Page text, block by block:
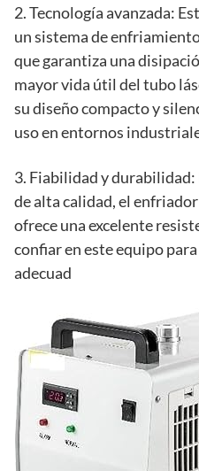
2. Tecnología avanzada:
un sistema de
que garantiza una
mayor vida útil del tubo
su diseño compacto y
uso en entornos
3. Fiabilidad y
de alta calidad, el
ofrece una excelente
confiar en este equipo
adecuad